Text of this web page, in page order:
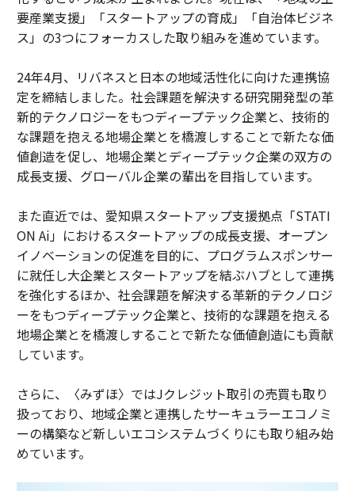
要産業支援」「スタートアップの育成」「自治体ビジネ
ス」の3つにフォーカスした取り組みを進めています。
24年4月、リバネスと日本の地域活性化に向けた連携協
定を締結しました。社会課題を解決する研究開発型の革
新的テクノロジーをもつディープテック企業と、技術的
な課題を抱える地場企業とを橋渡しすることで新たな価
値創造を促し、地場企業とディープテック企業の双方の
成長支援、グローバル企業の輩出を目指しています。
また直近では、愛知県スタートアップ支援拠点「STATI
ON Ai」におけるスタートアップの成長支援、オープン
イノベーションの促進を目的に、プログラムスポンサー
に就任し大企業とスタートアップを結ぶハブとして連携
を強化するほか、社会課題を解決する革新的テクノロジ
ーをもつディープテック企業と、技術的な課題を抱える
地場企業とを橋渡しすることで新たな価値創造にも貢献
しています。
さらに、〈みずほ〉ではJクレジット取引の売買も取り
扱っており、地域企業と連携したサーキュラーエコノミ
ーの構築など新しいエコシステムづくりにも取り組み始
めています。